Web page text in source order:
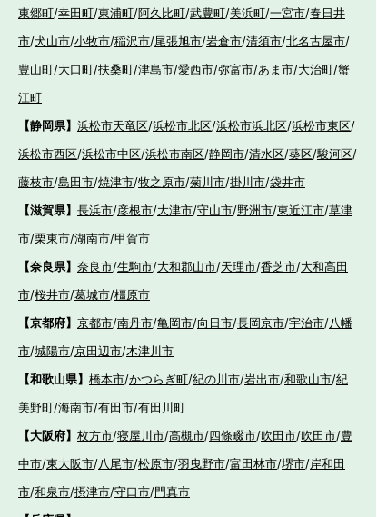
東郷町/幸田町/東浦町/阿久比町/武豊町/美浜町/一宮市/春日井
市/犬山市/小牧市/稲沢市/尾張旭市/岩倉市/清須市/北名古屋市/
豊山町/大口町/扶桑町/津島市/愛西市/弥富市/あま市/大治町/蟹
江町
【静岡県】 浜松市天竜区/浜松市北区/浜松市浜北区/浜松市東区/
浜松市西区/浜松市中区/浜松市南区/静岡市/清水区/葵区/駿河区/
藤枝市/島田市/焼津市/牧之原市/菊川市/掛川市/袋井市
【滋賀県】 長浜市/彦根市/大津市/守山市/野洲市/東近江市/草津
市/栗東市/湖南市/甲賀市
【奈良県】 奈良市/生駒市/大和郡山市/天理市/香芝市/大和高田
市/桜井市/葛城市/橿原市
【京都府】 京都市/南丹市/亀岡市/向日市/長岡京市/宇治市/八幡
市/城陽市/京田辺市/木津川市
【和歌山県】 橋本市/かつらぎ町/紀の川市/岩出市/和歌山市/紀
美野町/海南市/有田市/有田川町
【大阪府】 枚方市/寝屋川市/高槻市/四條畷市/吹田市/吹田市/豊
中市/東大阪市/八尾市/松原市/羽曳野市/富田林市/堺市/岸和田
市/和泉市/摂津市/守口市/門真市